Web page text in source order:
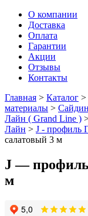
О компании
Доставка
Оплата
Гарантии
Акции
Отзывы
Контакты
Главная > Каталог >
материалы >
Лайн ( Grand Line )
Лайн > J - профиль
салатовый 3 м
J —
м